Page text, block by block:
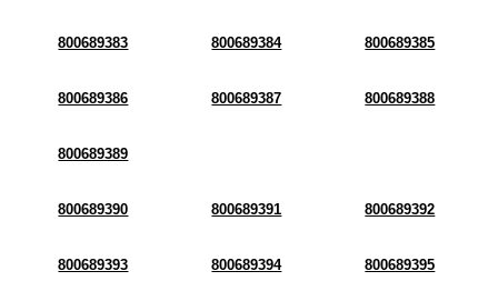
800689383 800689384 800689385
800689386 800689387 800689388
800689389
800689390 800689391 800689392
800689393 800689394 800689395